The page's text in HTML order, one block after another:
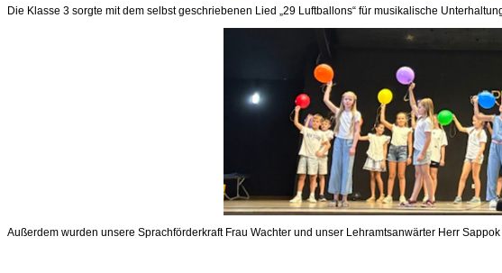
Die Klasse 3 sorgte mit dem selbst geschriebenen Lied „29 Luftballons“ für musikalische
Außerdem wurden unsere Sprachförderkraft Frau Wachter und unser Lehramtsanwärter Herr